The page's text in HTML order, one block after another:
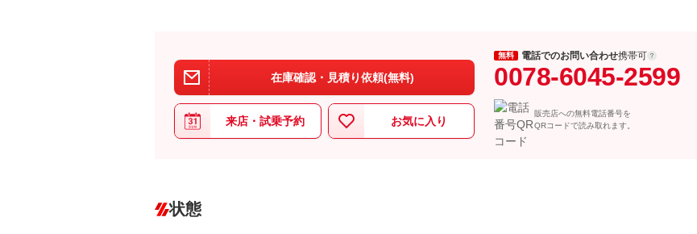
在庫確認・見積り依頼(無料)
来店・試乗予約 お気に入り
無料 電話でのお問い合わせ携帯可
0078-6045-2599
販売店への無料電話番号を
QRコードで読み取れます。
状態